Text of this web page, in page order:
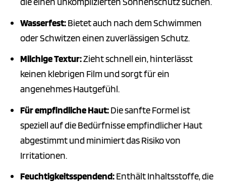
Wasserfest:Bietet auch nach dem Schwimmen
oder Schwitzen einen zuverlässigen Schutz.
Milchige Textur:Zieht schnell ein, hinterlässt
keinen klebrigen Film und sorgt für ein
angenehmes Hautgefühl.
Für empfindliche Haut:Die sanfte Formel ist
speziell auf die Bedürfnisse empfindlicher Haut
abgestimmt und minimiert das Risiko von
Irritationen.
Feuchtigkeitsspendend:Enthält Inhaltsstoffe, die